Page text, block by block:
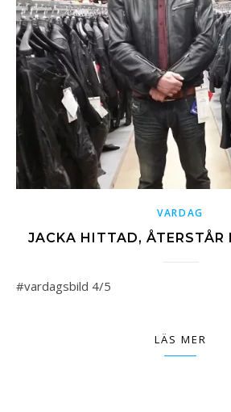
VARDAG
JACKA HITTAD, ÅTERSTÅR
#vardagsbild 4/5
LÄS MER